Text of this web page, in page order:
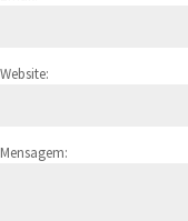
Website:
Mensagem: